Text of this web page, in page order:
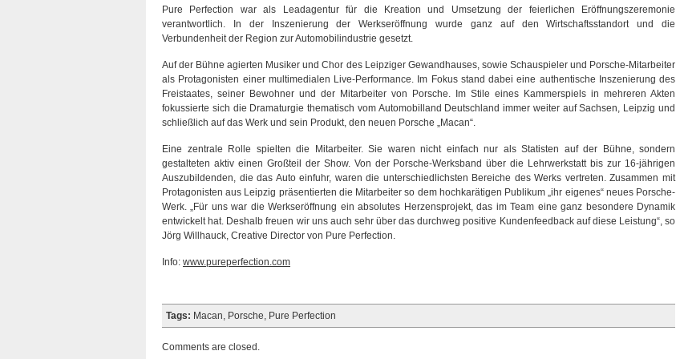
Pure Perfection war als Leadagentur für die Kreation und Umsetzung der feierlichen Eröffnungszeremonie
verantwortlich. In der Inszenierung der Werkseröffnung wurde ganz auf den Wirtschaftsstandort und die
Verbundenheit der Region zur Automobilindustrie gesetzt.
Auf der Bühne agierten Musiker und Chor des Leipziger Gewandhauses, sowie Schauspieler und Porsche-Mitarbeiter
als Protagonisten einer multimedialen Live-Performance. Im Fokus stand dabei eine authentische Inszenierung des
Freistaates, seiner Bewohner und der Mitarbeiter von Porsche. Im Stile eines Kammerspiels in mehreren Akten
fokussierte sich die Dramaturgie thematisch vom Automobilland Deutschland immer weiter auf Sachsen, Leipzig und
schließlich auf das Werk und sein Produkt, den neuen Porsche „Macan“.
Eine zentrale Rolle spielten die Mitarbeiter. Sie waren nicht einfach nur als Statisten auf der Bühne, sondern
gestalteten aktiv einen Großteil der Show. Von der Porsche-Werksband über die Lehrwerkstatt bis zur 16-jährigen
Auszubildenden, die das Auto einfuhr, waren die unterschiedlichsten Bereiche des Werks vertreten. Zusammen mit
Protagonisten aus Leipzig präsentierten die Mitarbeiter so dem hochkarätigen Publikum „ihr eigenes“ neues Porsche-
Werk. „Für uns war die Werkseröffnung ein absolutes Herzensprojekt, das im Team eine ganz besondere Dynamik
entwickelt hat. Deshalb freuen wir uns auch sehr über das durchweg positive Kundenfeedback auf diese Leistung“, so
Jörg Willhauck, Creative Director von Pure Perfection.
Info: www.pureperfection.com
Tags: Macan, Porsche, Pure Perfection
Comments are closed.